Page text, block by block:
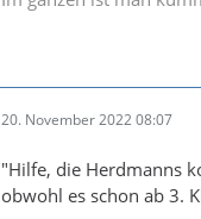
20. November 2022 08:07
"Hilfe, die Herdmanns
obwohl es schon ab 3.